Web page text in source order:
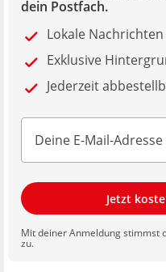
dein Postfach.
Lokale
Exklusive
Jederzeit
Jetzt
Mit deiner Anmeldung stimmst
zu.